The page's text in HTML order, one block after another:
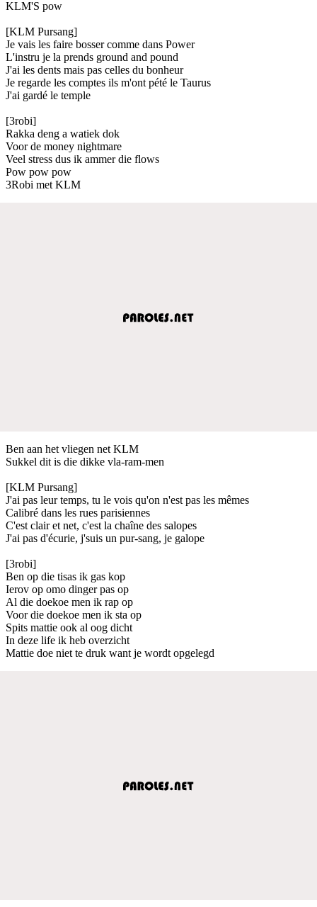
KLM'S pow
[KLM Pursang]
Je vais les faire bosser comme dans Power
L'instru je la prends ground and pound
J'ai les dents mais pas celles du bonheur
Je regarde les comptes ils m'ont pété le Taurus
J'ai gardé le temple
[3robi]
Rakka deng a watiek dok
Voor de money nightmare
Veel stress dus ik ammer die flows
Pow pow pow
3Robi met KLM
Ben aan het vliegen net KLM
Sukkel dit is die dikke vla-ram-men
[KLM Pursang]
J'ai pas leur temps, tu le vois qu'on n'est pas les mêmes
Calibré dans les rues parisiennes
C'est clair et net, c'est la chaîne des salopes
J'ai pas d'écurie, j'suis un pur-sang, je galope
[3robi]
Ben op die tisas ik gas kop
Ierov op omo dinger pas op
Al die doekoe men ik rap op
Voor die doekoe men ik sta op
Spits mattie ook al oog dicht
In deze life ik heb overzicht
Mattie doe niet te druk want je wordt opgelegd